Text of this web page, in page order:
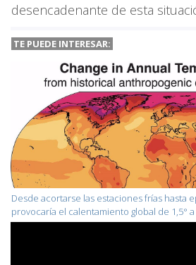
desencadenante de esta
TE PUEDE INTERESAR:
Desde acortarse las estaciones frías hasta
provocaría el calentamiento global de 1,5° a